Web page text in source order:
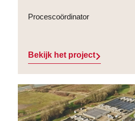
Procescoördinator
Bekijk het project